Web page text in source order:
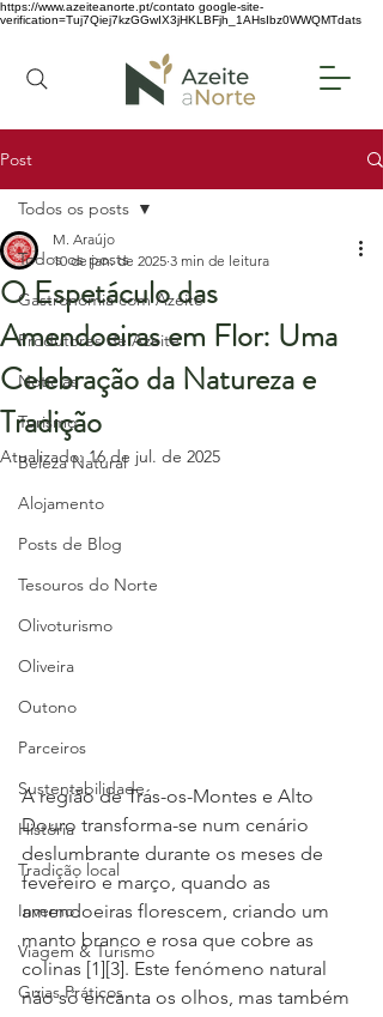
https://www.azeiteanorte.pt/contato google-site-
verification=Tuj7Qiej7kzGGwIX3jHKLBFjh_1AHsIbz0WWQMTdats
Post
Todos os posts
Gastronomia com Azeite
Produtores de Azeite
Notícias
Turismo
Beleza Natural
Alojamento
Posts de Blog
Tesouros do Norte
Olivoturismo
Oliveira
Outono
Parceiros
Sustentabilidade
História
Tradição local
Inverno
Viagem & Turismo
Guias Práticos
Todos os posts
O Espetáculo das
Amendoeiras em Flor: Uma
Celebração da Natureza e
Tradição
M. Araújo
10 de jan. de 2025 3 min de leitura
Atualizado:16 de jul. de 2025
A região de Trás-os-Montes e Alto
Douro transforma-se num cenário
deslumbrante durante os meses de
fevereiro e março, quando as
amendoeiras florescem, criando um
manto branco e rosa que cobre as
colinas [1][3]. Este fenómeno natural
não só encanta os olhos, mas também